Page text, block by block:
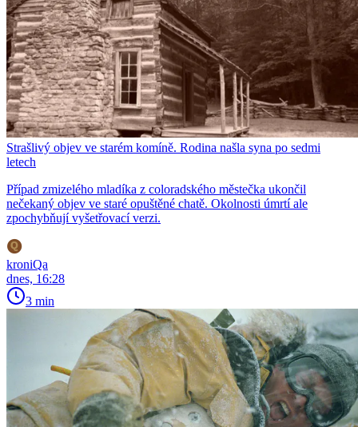
Strašlivý objev ve starém komíně. Rodina našla syna po sedmi
letech
Případ zmizelého mladíka z coloradského městečka ukončil
nečekaný objev ve staré opuštěné chatě. Okolnosti úmrtí ale
zpochybňují vyšetřovací verzi.
kroniQa
dnes, 16:28
3 min